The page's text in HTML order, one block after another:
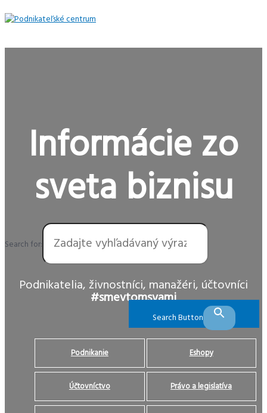
Preskočiť
na
Menu
Informácie zo
sveta biznisu
Search for:
Search Button
Podnikatelia, živnostníci, manažéri, účtovníci
#smevtomsvami
Podnikanie Eshopy
Účtovníctvo Právo a legislatíva